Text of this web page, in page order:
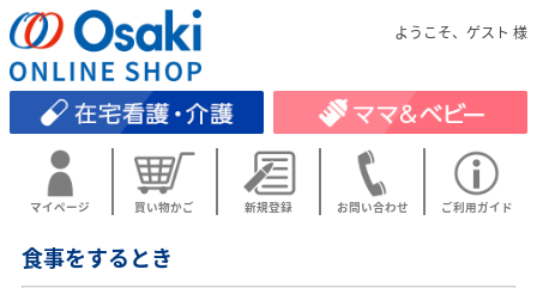
ようこそ、ゲスト 様
マイページ 買い物かご 新規登録 お問い合わせ ご利用ガイド
食事をするとき